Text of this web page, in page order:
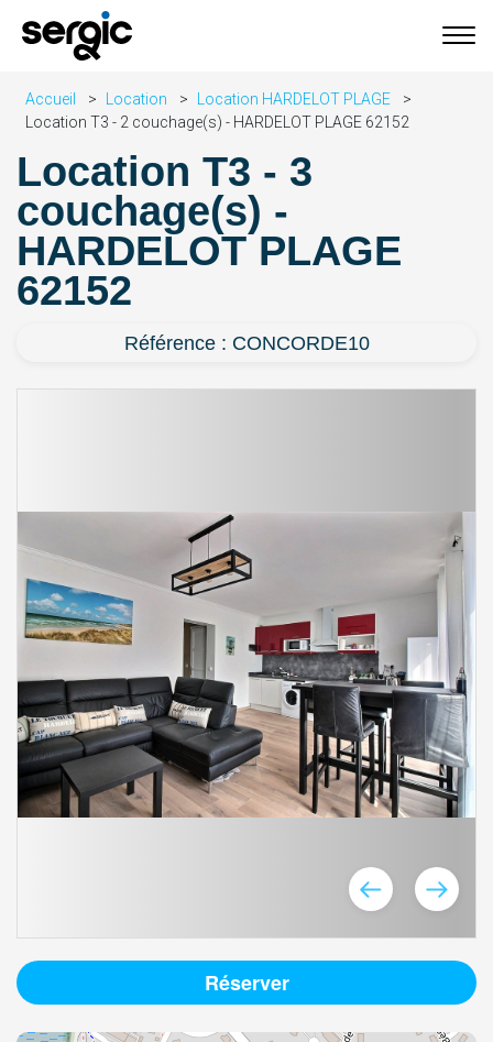
Accueil Location
Location HARDELOT PLAGE
Location T3 - 2 couchage(s) - HARDELOT PLAGE 62152
Location T3 - 3
couchage(s) -
HARDELOT PLAGE
62152
Référence : CONCORDE10
Réserver